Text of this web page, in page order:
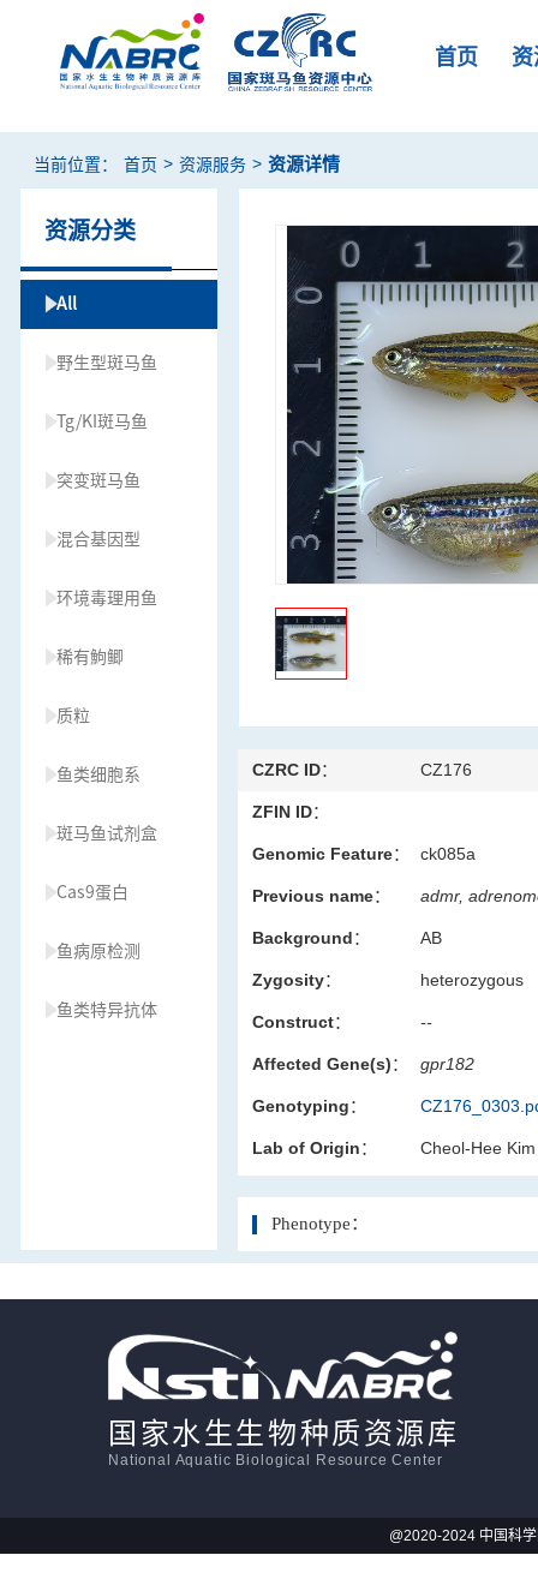
首页
当前位置： 首页 > 资源服务 > 资源详情
资源分类
All
野生型斑马鱼
Tg/KI斑马鱼
突变斑马鱼
混合基因型
环境毒理用鱼
稀有鮈鲫
质粒
鱼类细胞系
斑马鱼试剂盒
Cas9蛋白
鱼病原检测
鱼类特异抗体
CZRC ID： CZ176
ZFIN ID：
Genomic Feature： ck085a
Previous name： admr,
Background： AB
Zygosity： heterozygous
Construct： --
Affected Gene(s)： gpr182
Genotyping：
Lab of Origin： Cheol-Hee
Phenotype：
国家水生生物种质资源库
National Aquatic Biological Resource Center
@2020-2024 中国科